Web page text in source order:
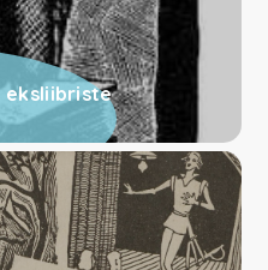
eksliibriste